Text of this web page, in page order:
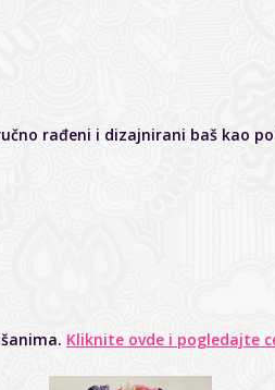
rađeni i dizajnirani baš kao
Kliknite ovde i pogledajte